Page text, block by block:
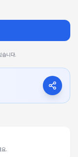
습니다.
요.